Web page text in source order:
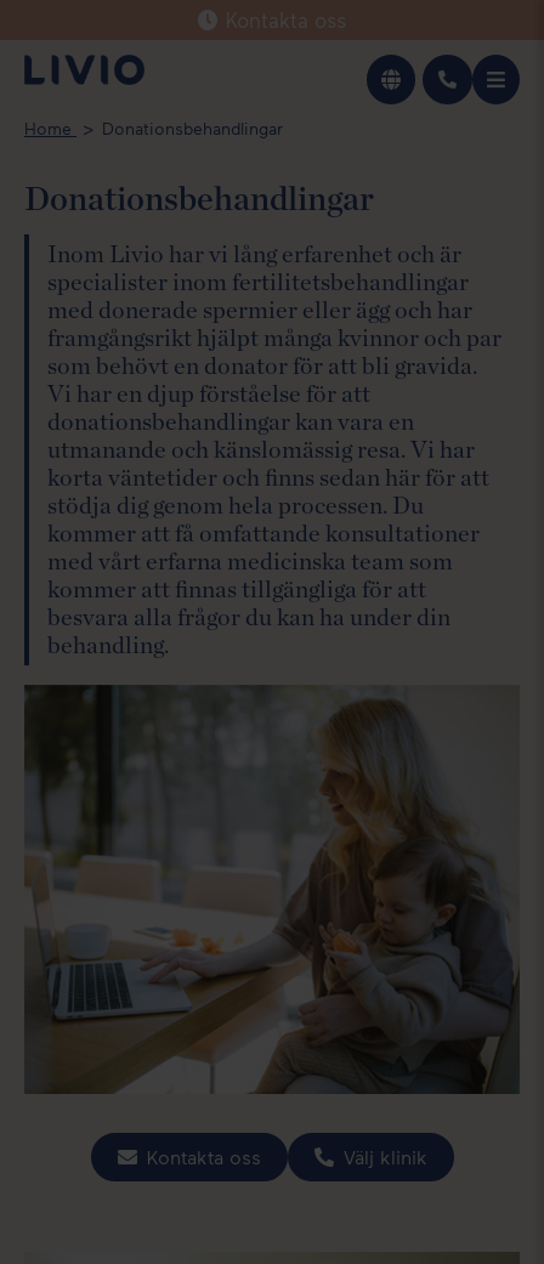
Kontakta oss
Home Donationsbehandlingar
Donationsbehandlingar
Inom Livio har vi lång erfarenhet och är
specialister inom fertilitetsbehandlingar
med donerade spermier eller ägg och har
framgångsrikt hjälpt många kvinnor och par
som behövt en donator för att bli gravida.
Vi har en djup förståelse för att
donationsbehandlingar kan vara en
utmanande och känslomässig resa. Vi har
korta väntetider och finns sedan här för att
stödja dig genom hela processen. Du
kommer att få omfattande konsultationer
med vårt erfarna medicinska team som
kommer att finnas tillgängliga för att
besvara alla frågor du kan ha under din
behandling.
Kontakta oss Välj klinik